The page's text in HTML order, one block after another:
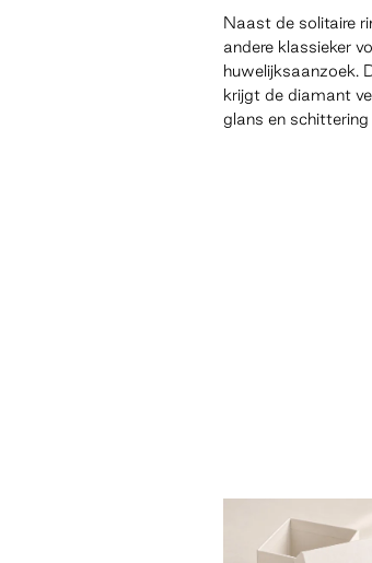
Naast de solitaire
andere klassieker
huwelijksaanzoek.
krijgt de diamant
glans en